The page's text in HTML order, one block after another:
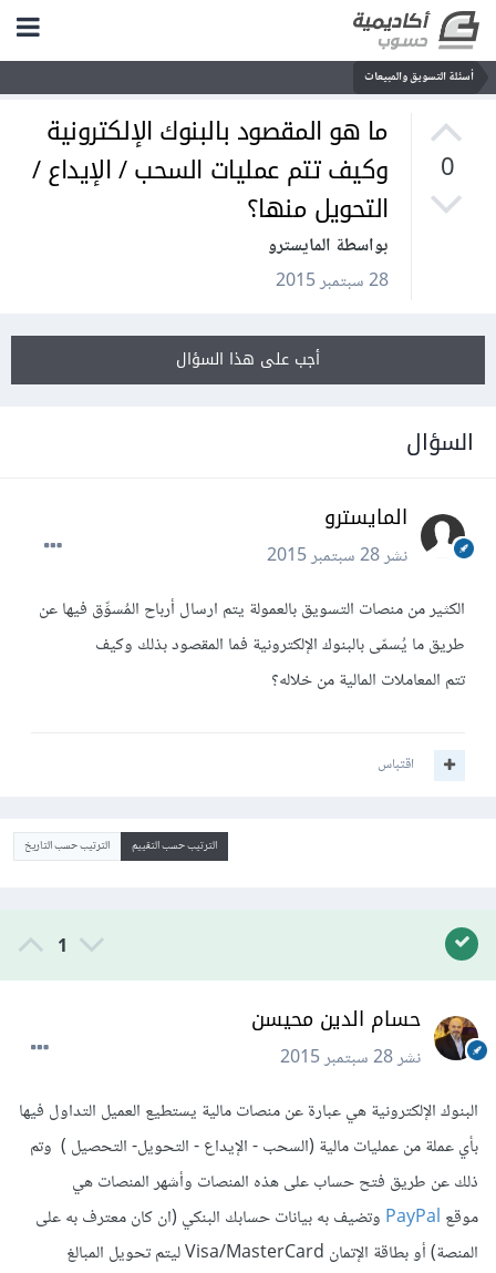
أسئلة التسويق والمبيعات
0
ما هو المقصود بالبنوك الإلكترونية
وكيف تتم عمليات السحب / الإيداع /
التحويل منها؟
بواسطة المايسترو
28 سبتمبر 2015
أجب على هذا السؤال
السؤال
المايسترو
نشر28 سبتمبر 2015
الكثير من منصات التسويق بالعمولة يتم ارسال أرباح المُسوِّق فيها عن
طريق ما يُسمّى بالبنوك الإلكترونية فما المقصود بذلك وكيف
تتم المعاملات المالية من خلاله؟
اقتباس
الترتيب حسب التقييم الترتيب حسب التاريخ
1
حسام الدين محيسن
نشر28 سبتمبر 2015
البنوك الإلكترونية هي عبارة عن منصات مالية يستطيع العميل التداول فيها
بأي عملة من عمليات مالية (السحب - الإيداع - التحويل- التحصيل ) وتم
ذلك عن طريق فتح حساب على هذه المنصات وأشهر المنصات هي
موقع PayPalوتضيف به بيانات حسابك البنكي (ان كان معترف به على
المنصة) أو بطاقة الإتمان Visa/MasterCard ليتم تحويل المبالغ